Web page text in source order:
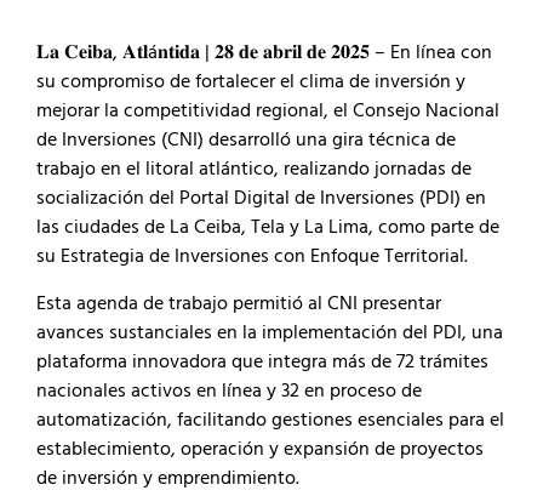
𝐋𝐚 𝐂𝐞𝐢𝐛𝐚, 𝐀𝐭𝐥á𝐧𝐭𝐢𝐝𝐚 | 𝟐𝟖 𝐝𝐞 𝐚𝐛𝐫𝐢𝐥 𝐝𝐞 𝟐𝟎𝟐𝟓 – En línea con
su compromiso de fortalecer el clima de inversión y
mejorar la competitividad regional, el Consejo Nacional
de Inversiones (CNI) desarrolló una gira técnica de
trabajo en el litoral atlántico, realizando jornadas de
socialización del Portal Digital de Inversiones (PDI) en
las ciudades de La Ceiba, Tela y La Lima, como parte de
su Estrategia de Inversiones con Enfoque Territorial.
Esta agenda de trabajo permitió al CNI presentar
avances sustanciales en la implementación del PDI, una
plataforma innovadora que integra más de 72 trámites
nacionales activos en línea y 32 en proceso de
automatización, facilitando gestiones esenciales para el
establecimiento, operación y expansión de proyectos
de inversión y emprendimiento.